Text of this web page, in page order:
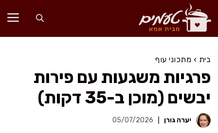
לדלג
לתוכן
בית › מתכוני עוף
פרגיות משגעות עם פירות
יבשים (מוכן ב-35 דקות)
יערה גורן 05/07/2026